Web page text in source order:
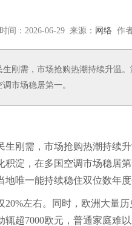
间：2026-06-29 来源： 网络作者
刚需，市场抢购热潮持续升温
市场稳居第一。
生刚需，市场抢购热潮持续
积淀，在多国 空调市场稳居
唯一能持续稳住双位数年
20%左右。同时，欧洲大量
超7000欧元，普通家庭难以